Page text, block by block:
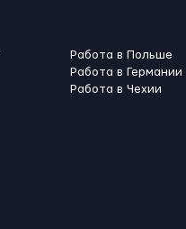
Работа в Польше
Работа в Германии
Работа в Чехии